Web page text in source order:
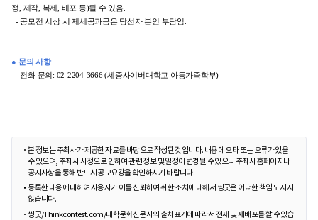
정, 제작, 복제, 배포 등)될 수 있음.
- 공모전 시상 시 제세공과금은 당선자 본인 부담임.
● 문의 사항
- 전화 문의: 02-2204-3666 (세종사이버대학교 아동가족학부)
본 정보는 주최사가 제공한 자료를 바탕으로 작성된 것입니다. 내용에 오타 또는 오류가 있을
수 있으며, 주최사 사정으로 인하여 관련 정보 및 일정이 변경될 수 있으니 주최사 홈페이지나
공지사항을 통해 반드시 공모요강을 확인하시기 바랍니다.
등록한 내용에 대하여 사용자가 이를 신뢰하여 취한 조치에 대해서 씽굿은 어떠한 책임도 지지
않습니다.
씽굿/Thinkcontest.com/대학문화신문사의 출처표기에 따라서 전재 및 재배포를 할 수 있습